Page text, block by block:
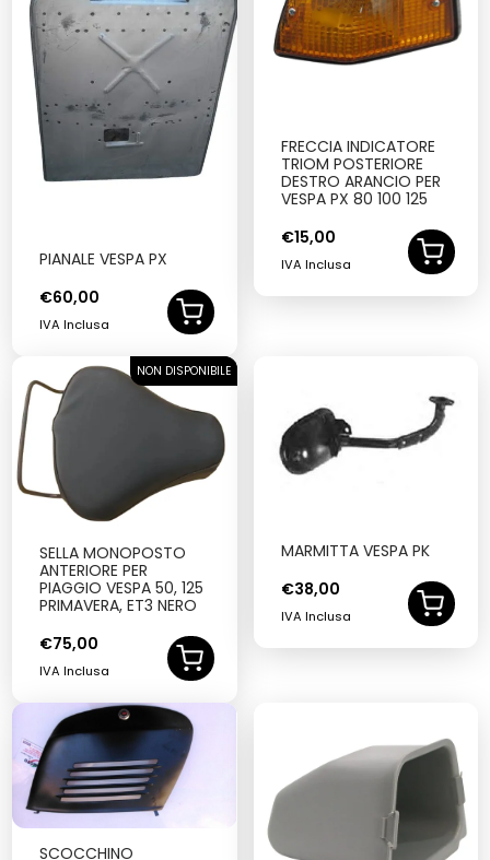
PIANALE VESPA PX
€60,00
IVA Inclusa
FRECCIA INDICATORE
TRIOM POSTERIORE
DESTRO ARANCIO PER
VESPA PX 80 100 125
€15,00
IVA Inclusa
SOLD OUT
NON DISPONIBILE
SELLA MONOPOSTO
ANTERIORE PER
PIAGGIO VESPA 50, 125
PRIMAVERA, ET3 NERO
€75,00
IVA Inclusa
MARMITTA VESPA PK
€38,00
IVA Inclusa
SCOCCHINO